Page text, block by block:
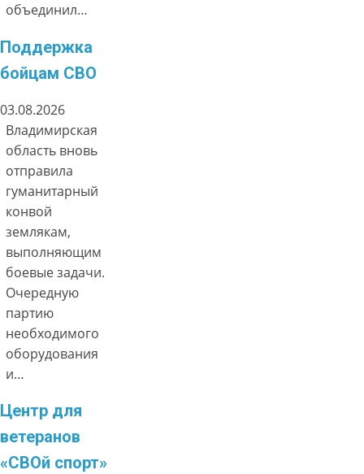
объединил…
Поддержка
бойцам СВО
03.08.2026
Владимирская
область вновь
отправила
гуманитарный
конвой
землякам,
выполняющим
боевые задачи.
Очередную
партию
необходимого
оборудования
и…
Центр для
ветеранов
«СВОй спорт»